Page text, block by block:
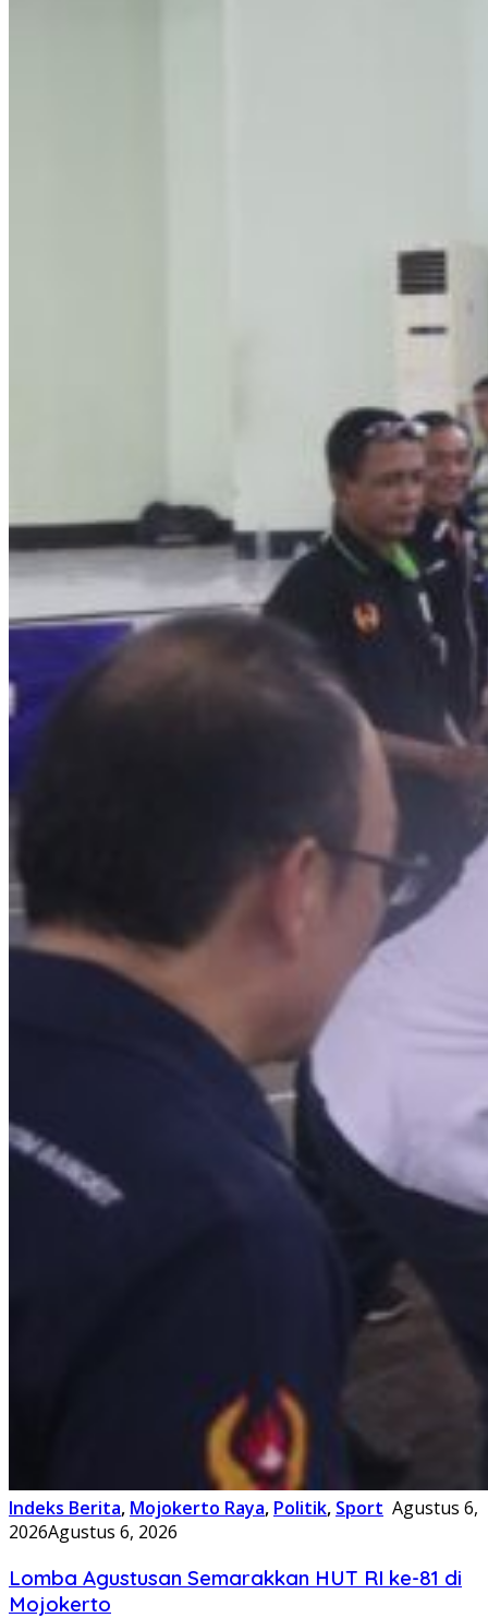
Indeks Berita, Mojokerto Raya, Politik, Sport Agustus 6,
2026Agustus 6, 2026
Lomba Agustusan Semarakkan HUT RI ke-81 di
Mojokerto